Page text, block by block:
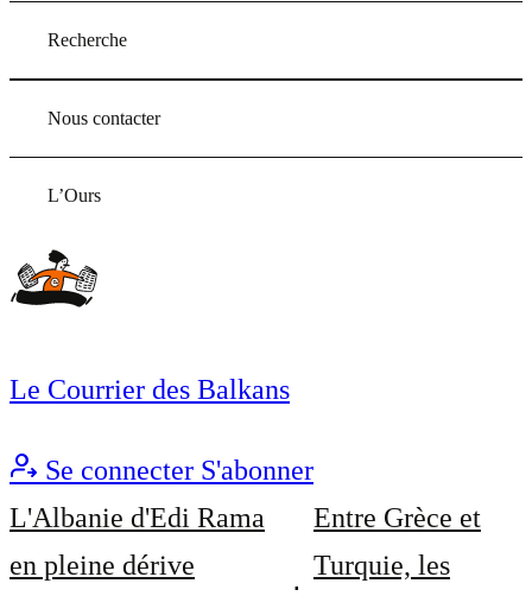
Recherche
Nous contacter
L’Ours
Le Courrier des Balkans
Se connecter S'abonner
L'Albanie d'Edi Rama
en pleine dérive
Entre Grèce et
Turquie, les